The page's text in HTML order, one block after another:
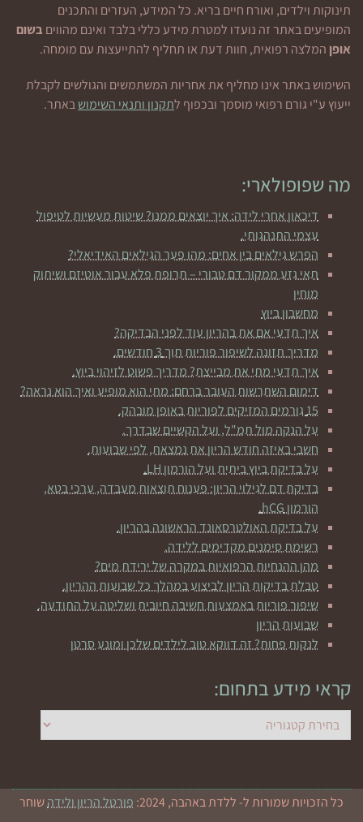
תינוקות וילדים, ואורח חיים בריא. כל המידע, העזרים והתכנים
המופיעים באתר זה נועדו למטרת מידע כללי בלבד ואינם מהוויםבשום
אופן המלצה רפואית, חוות דעת או תחליף להתייעצות עם מומחה.
השימוש באתר אינו מחליף את אחריות המשתמשים והגולשים לקבלת
ייעוץ ע"י גורם רפואי מוסמך ובכפוף לתקנון ותנאי השימושבאתר.
מה שפופולארי:
דיכאון אחרי לידה: איך יוצאים ממנו? שיטות מעשיות לטיפול
עצמי התנהגותי.
הפרש גילאים בין אחים: מהו פער הגילאים האידיאלי?
תאי גזע ממקור דם טבורי – תרופת פלא עבור אוטיזם ושיתוק
מוחין
מחשבון ביוץ
איך תדעי אם את בהריון עוד לפני הבדיקה?
מדריך תזונה לשיפור פוריות תוך 3 חודשים.
איך תדעי מתי את מבייצת? מדריך פשוט לזיהוי ביוץ.
דימום השתרשות העובר ברחם: מתי הוא מופיע ואיך הוא נראה?
15 גורמים המזיקים לפוריות באופן מובהק.
על הנקה מול תמ"ל, ועל הקשיים שבדרך.
חשבי באיזה חודש הריון את נמצאת, לפי שבועות.
על בדיקת ביוץ ביתית ועל הורמון LH.
בדיקת דם לגילוי הריון: פענוח תוצאות מעבדה, ערכי בטא,
הורמון hCG.
על בדיקת האולטרסאונד הראשונה בהריון.
רשימת סימנים מקדימים ללידה.
מהן ההנחיות הרפואיות במקרה של ירידת מים?
טבלת בדיקות הריון לביצוע במהלך כל שבועות ההריון.
שיפור פוריות באמצעות חשיבה חיובית ושליטה על התודעה.
שבועות הריון
לנקות פחות? זה דווקא טוב לילדים שלכן ומונע סרטן
קראי מידע בתחום:
כל הזכויות שמורות ל- ללדת באהבה, 2024: פורטל הריון ולידהשוחר